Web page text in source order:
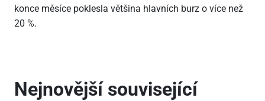
konce měsíce poklesla většina hlavních burz o více než
20 %.
Nejnovější související